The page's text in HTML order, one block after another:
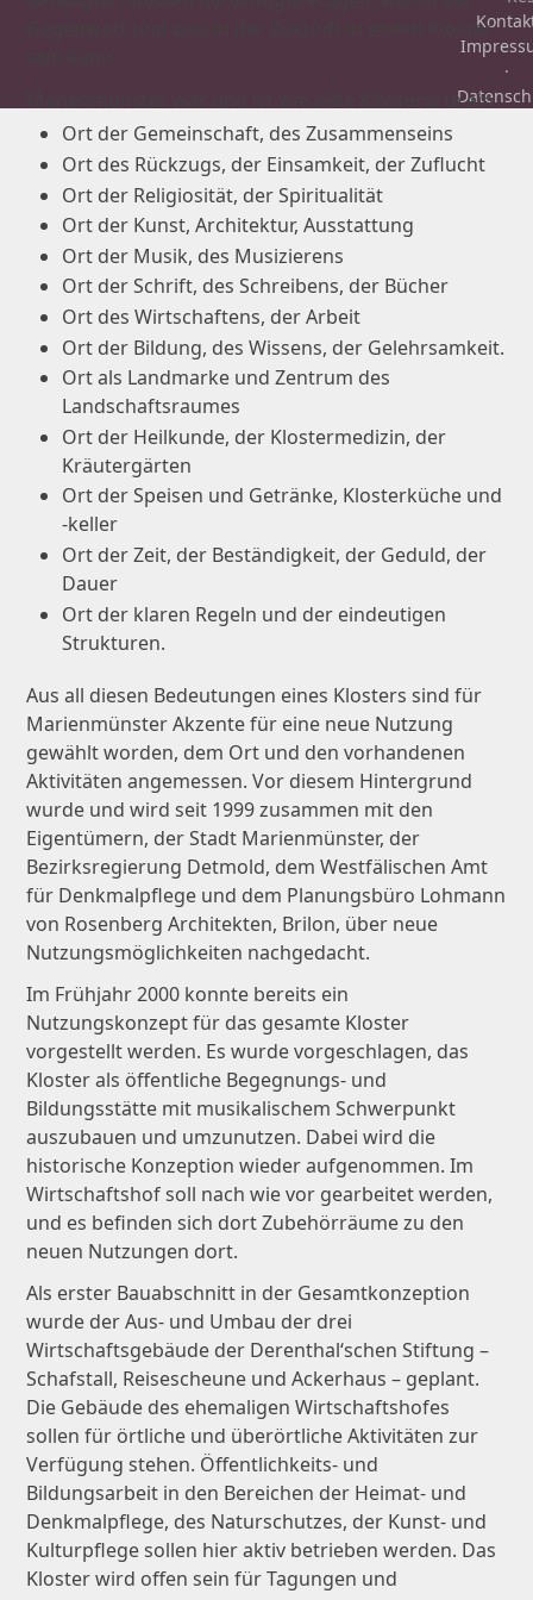
Gegenwart und was in der Zukunft in einem Kloster
Marienmünster war und ist wie viele Klosterorte ein
Ort der Gemeinschaft, des Zusammenseins
Ort des Rückzugs, der Einsamkeit, der Zuflucht
Ort der Religiosität, der Spiritualität
Ort der Kunst, Architektur, Ausstattung
Ort der Musik, des Musizierens
Ort der Schrift, des Schreibens, der Bücher
Ort des Wirtschaftens, der Arbeit
Ort der Bildung, des Wissens, der Gelehrsamkeit.
Ort als Landmarke und Zentrum des
Landschaftsraumes
Ort der Heilkunde, der Klostermedizin, der
Kräutergärten
Ort der Speisen und Getränke, Klosterküche und
-keller
Ort der Zeit, der Beständigkeit, der Geduld, der
Dauer
Ort der klaren Regeln und der eindeutigen
Strukturen.
Aus all diesen Bedeutungen eines Klosters sind für
Marienmünster Akzente für eine neue Nutzung
gewählt worden, dem Ort und den vorhandenen
Aktivitäten angemessen. Vor diesem Hintergrund
wurde und wird seit 1999 zusammen mit den
Eigentümern, der Stadt Marienmünster, der
Bezirksregierung Detmold, dem Westfälischen Amt
für Denkmalpflege und dem Planungsbüro Lohmann
von Rosenberg Architekten, Brilon, über neue
Nutzungsmöglichkeiten nachgedacht.
Im Frühjahr 2000 konnte bereits ein
Nutzungskonzept für das gesamte Kloster
vorgestellt werden. Es wurde vorgeschlagen, das
Kloster als öffentliche Begegnungs- und
Bildungsstätte mit musikalischem Schwerpunkt
auszubauen und umzunutzen. Dabei wird die
historische Konzeption wieder aufgenommen. Im
Wirtschaftshof soll nach wie vor gearbeitet werden,
und es befinden sich dort Zubehörräume zu den
neuen Nutzungen dort.
Als erster Bauabschnitt in der Gesamtkonzeption
wurde der Aus- und Umbau der drei
Wirtschaftsgebäude der Deren­thal‘schen Stiftung –
Schafstall, Reisescheune und Ackerhaus – geplant.
Die Gebäude des ehemaligen Wirtschaftshofes
sollen für örtliche und überörtliche Aktivitäten zur
Verfügung stehen. Öffentlichkeits- und
Bildungsarbeit in den Bereichen der Heimat- und
Denkmalpflege, des Naturschutzes, der Kunst- und
Kulturpflege sollen hier aktiv betrieben werden. Das
Kloster wird offen sein für Tagungen und
·